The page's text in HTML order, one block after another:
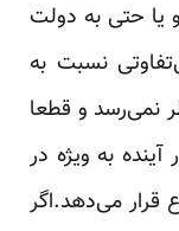
یا حتی به دولت
نسبت به
نمی‌رسد و قطعا
به ویژه در
قرار می‌دهد.اگر